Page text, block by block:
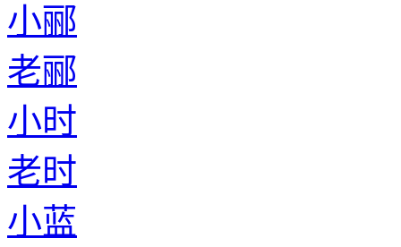
小郦
老郦
小时
老时
小蓝